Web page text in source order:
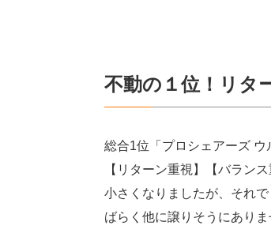
不動の１位！リタ
総合1位「プロシェアーズ
【リターン重視】【バラン
小さくなりましたが、それ
ばらく他に譲りそうにあり